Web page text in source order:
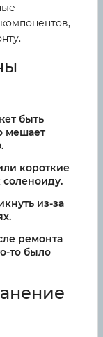
быть
мешает
короткие
из-за
ремонта
то было